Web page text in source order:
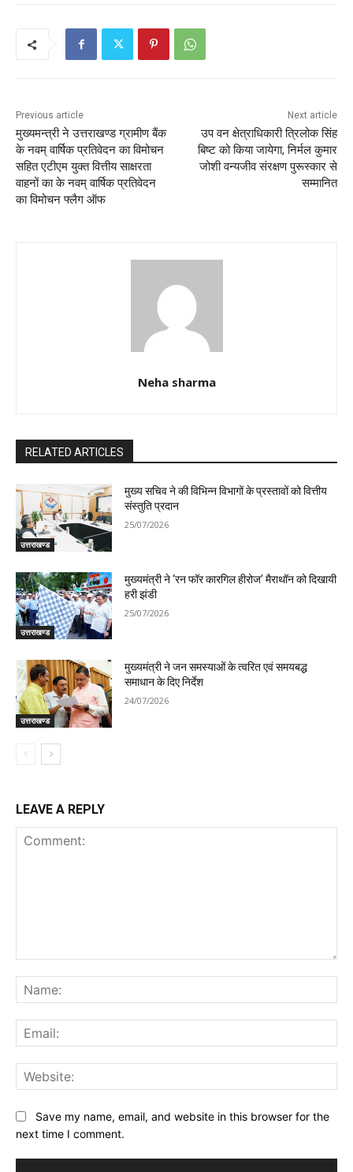
k
A
p
Previous article
मुख्यमन्त्री ने उत्तराखण्ड ग्रामीण बैंक
के नवम् वार्षिक प्रतिवेदन का विमोचन
सहित एटीएम युक्त वित्तीय साक्षरता
वाहनों का के नवम् वार्षिक प्रतिवेदन
का विमोचन फ्लैग ऑफ
Next article
उप वन क्षेत्राधिकारी त्रिलोक सिंह
बिष्ट को किया जायेगा, निर्मल कुमार
जोशी वन्यजीव संरक्षण पुरूस्कार से
सम्मानित
Neha sharma
RELATED ARTICLES
उत्तराखण्ड
मुख्य सचिव ने की विभिन्न विभागों के प्रस्तावों को वित्तीय
संस्तुति प्रदान
25/07/2026
उत्तराखण्ड
मुख्यमंत्री ने ‘रन फॉर कारगिल हीरोज’ मैराथॉन को दिखायी
हरी झंडी
25/07/2026
उत्तराखण्ड
मुख्यमंत्री ने जन समस्याओं के त्वरित एवं समयबद्ध
समाधान के दिए निर्देश
24/07/2026
LEAVE A REPLY
Save my name, email, and website in this browser for the
next time I comment.